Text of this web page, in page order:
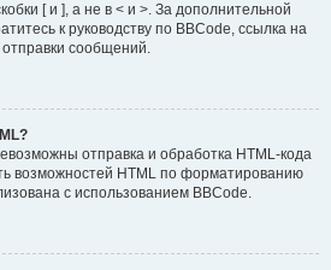
[ и ], а не в < и >. За дополнительной
к руководству по BBCode, ссылка на
сообщений.
отправка и обработка HTML-кода
возможностей HTML по форматированию
с использованием BBCode.